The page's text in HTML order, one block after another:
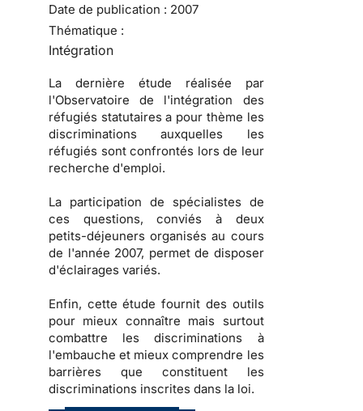
Date de publication : 2007
Thématique :
Intégration
La dernière étude réalisée par
l'Observatoire de l'intégration des
réfugiés statutaires a pour thème les
discriminations auxquelles les
réfugiés sont confrontés lors de leur
recherche d'emploi.
La participation de spécialistes de
ces questions, conviés à deux
petits-déjeuners organisés au cours
de l'année 2007, permet de disposer
d'éclairages variés.
Enfin, cette étude fournit des outils
pour mieux connaître mais surtout
combattre lesdiscriminations à
l'embauche et mieux comprendre les
barrières que constituent les
discriminations inscrites dans la loi.